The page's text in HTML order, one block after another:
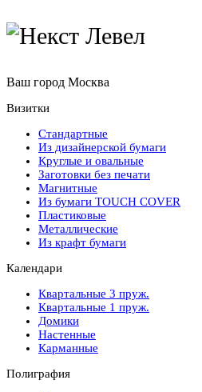
Ваш город Москва
Визитки
Стандартные
Из дизайнерской бумаги
Круглые и овальные
Заготовки без печати
Магнитные
Из бумаги TOUCH COVER
Пластиковые
Металлические
Из крафт бумаги
Календари
Квартальные 3 пруж.
Квартальные 1 пруж.
Домики
Настенные
Карманные
Полиграфия